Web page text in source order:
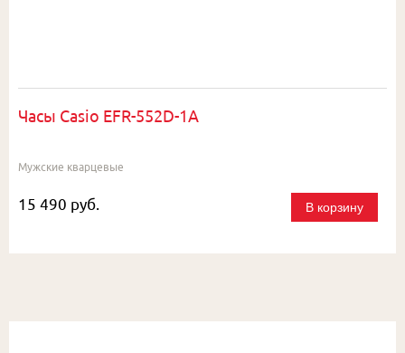
Часы Casio EFR-552D-1A
Мужские кварцевые
15 490 руб. В корзину